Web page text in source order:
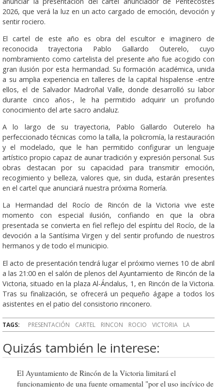
2026, que verá la luz en un acto cargado de emoción, devoción y
sentir rociero.
El cartel de este año es obra del escultor e imaginero de
reconocida trayectoria Pablo Gallardo Outerelo, cuyo
nombramiento como cartelista del presente año fue acogido con
gran ilusión por esta hermandad. Su formación académica, unida
a su amplia experiencia en talleres de la capital hispalense -entre
ellos, el de Salvador Madroñal Valle, donde desarrolló su labor
durante cinco años-, le ha permitido adquirir un profundo
conocimiento del arte sacro andaluz.
A lo largo de su trayectoria, Pablo Gallardo Outerelo ha
perfeccionado técnicas como la talla, la policromía, la restauración
y el modelado, que le han permitido configurar un lenguaje
artístico propio capaz de aunar tradición y expresión personal. Sus
obras destacan por su capacidad para transmitir emoción,
recogimiento y belleza, valores que, sin duda, estarán presentes
en el cartel que anunciará nuestra próxima Romería.
La Hermandad del Rocío de Rincón de la Victoria vive este
momento con especial ilusión, confiando en que la obra
presentada se convierta en fiel reflejo del espíritu del Rocío, de la
devoción a la Santísima Virgen y del sentir profundo de nuestros
hermanos y de todo el municipio.
El acto de presentación tendrá lugar el próximo viernes 10 de abril
a las 21:00 en el salón de plenos del Ayuntamiento de Rincón de la
Victoria, situado en la plaza Al-Ándalus, 1, en Rincón de la Victoria.
Tras su finalización, se ofrecerá un pequeño ágape a todos los
asistentes en el patio del consistorio rinconero.
TAGS: PRESENTACIÓN CARTEL RINCON ROCIO VICTORIA LA
Quizás también le interese:
El Ayuntamiento de Rincón de la Victoria limitará el
funcionamiento de una fuente ornamental "por el uso incívico de